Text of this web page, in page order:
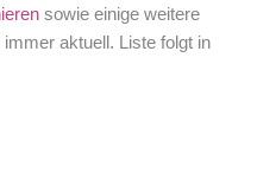
sowie einige weitere
aktuell. Liste folgt in